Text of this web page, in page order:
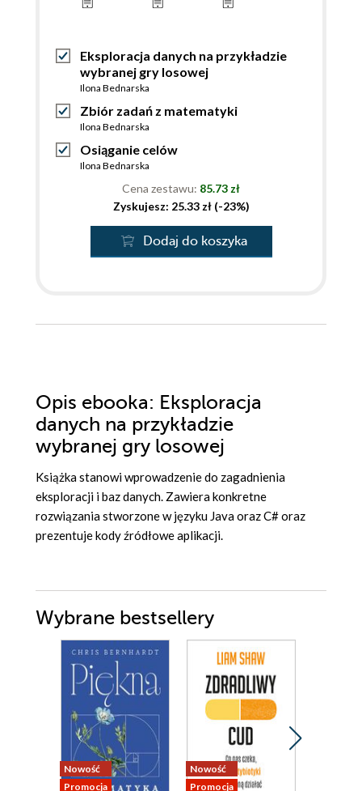
Eksploracja danych na przykładzie
wybranej gry losowej
Ilona Bednarska
Zbiór zadań z matematyki
Ilona Bednarska
Osiąganie celów
Ilona Bednarska
Cena zestawu: 85.73 zł
Zyskujesz: 25.33 zł (-23%)
Dodaj do koszyka
Opis ebooka: Eksploracja
danych na przykładzie
wybranej gry losowej
Książka stanowi wprowadzenie do zagadnienia
eksploracji i baz danych. Zawiera konkretne
rozwiązania stworzone w języku Java oraz C# oraz
prezentuje kody źródłowe aplikacji.
Wybrane bestsellery
Nowość
Promocja
Nowość
Promocja